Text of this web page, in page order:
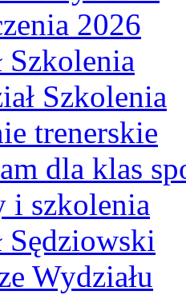
2026
Szkolenia
Szkolenia
trenerskie
dla klas
i szkolenia
Sędziowski
Wydziału